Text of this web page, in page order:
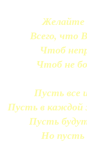
Желайте
Всего, что
Чтоб
Чтоб не
Пусть все
Пусть в
Пусть
Но пусть